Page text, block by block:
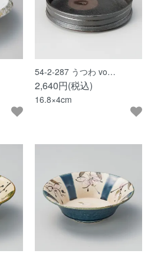
54-2-287 うつわ vo…
2,640円(税込)
16.8×4cm